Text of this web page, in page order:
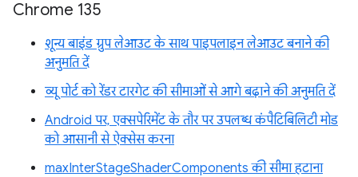
Chrome 135
शून्य बाइंड ग्रुप लेआउट के साथ पाइपलाइन लेआउट बनाने की
अनुमति दें
व्यू पोर्ट को रेंडर टारगेट की सीमाओं से आगे बढ़ाने की अनुमति दें
Android पर, एक्सपेरिमेंट के तौर पर उपलब्ध कंपैटिबिलिटी मोड
को आसानी से ऐक्सेस करना
maxInterStageShaderComponents की सीमा हटाना